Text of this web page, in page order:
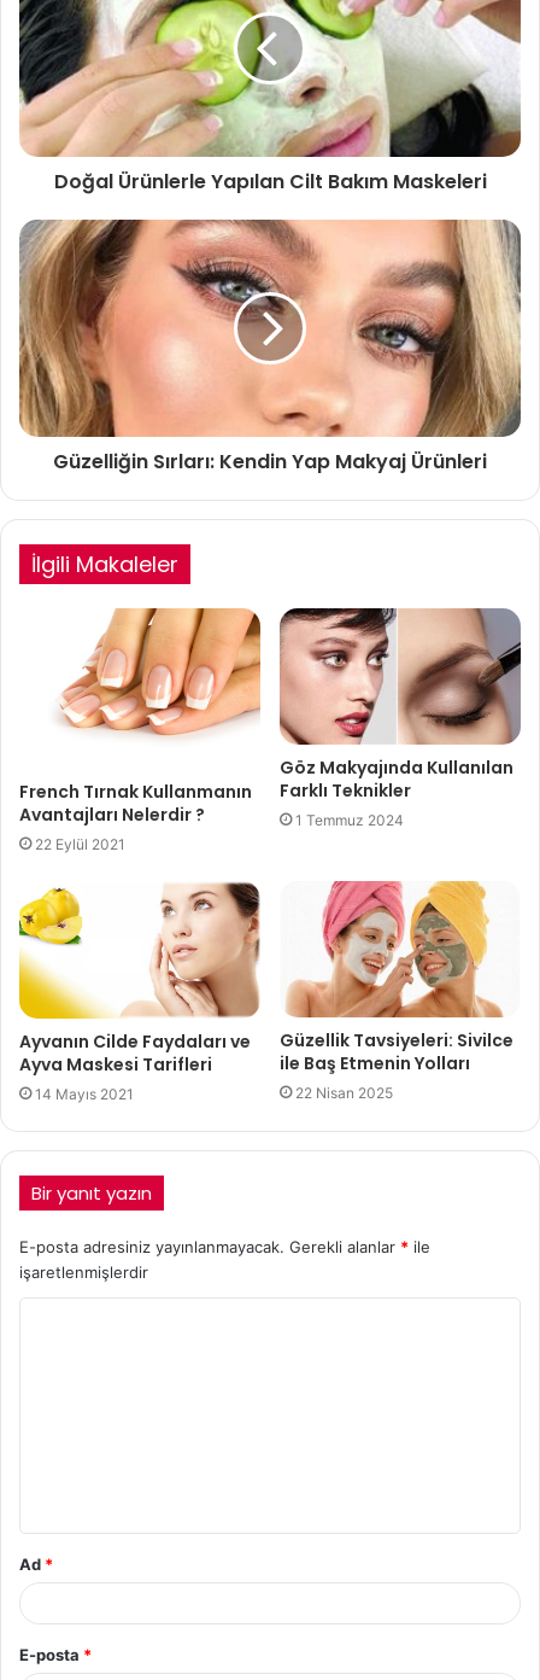
Doğal Ürünlerle Yapılan Cilt Bakım Maskeleri
Güzelliğin Sırları: Kendin Yap Makyaj Ürünleri
İlgili Makaleler
French Tırnak Kullanmanın
Avantajları Nelerdir ?
22 Eylül 2021
Göz Makyajında Kullanılan
Farklı Teknikler
1 Temmuz 2024
Ayvanın Cilde Faydaları ve
Ayva Maskesi Tarifleri
14 Mayıs 2021
Güzellik Tavsiyeleri: Sivilce
ile Baş Etmenin Yolları
22 Nisan 2025
Bir yanıt yazın
E-posta adresiniz yayınlanmayacak. Gerekli alanlar * ile
işaretlenmişlerdir
Ad *
E-posta *